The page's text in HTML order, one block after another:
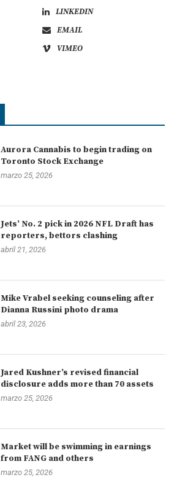
LINKEDIN
EMAIL
VIMEO
Aurora Cannabis to begin trading on
Toronto Stock Exchange
marzo 25, 2026
Jets’ No. 2 pick in 2026 NFL Draft has
reporters, bettors clashing
abril 21, 2026
Mike Vrabel seeking counseling after
Dianna Russini photo drama
abril 23, 2026
Jared Kushner’s revised financial
disclosure adds more than 70 assets
marzo 25, 2026
Market will be swimming in earnings
from FANG and others
marzo 25, 2026